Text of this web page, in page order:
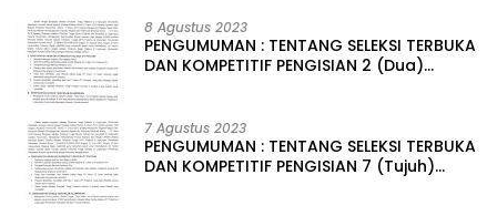
LINGKUNGAN PEMERINTAH DAERAH KABUPATEN KONAWE
8 Agustus 2023
PENGUMUMAN : TENTANG SELEKSI TERBUKA
DAN KOMPETITIF PENGISIAN 2 (Dua)
KABUPATEN KONAWE
7 Agustus 2023
PENGUMUMAN : TENTANG SELEKSI TERBUKA
DAN KOMPETITIF PENGISIAN 7 (Tujuh)